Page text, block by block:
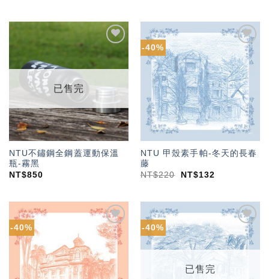
加入
「願
望輕
已售完
NTU不鏽鋼全鋼蓋運動保溫
瓶-霧黑
NT$850
-40%
加入
「願
望輕
單」
NTU 甲殼素手帕-冬天的長春
藤
NT$220 NT$132
-40%
加入
「願
望輕
單」
-40%
加入
「願
望輕
已售完